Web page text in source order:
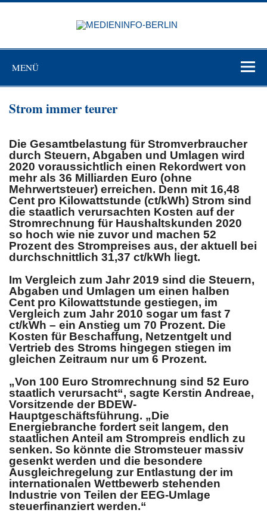
Zum
MENÜ
Strom immer teurer
Die Gesamtbelastung für Stromverbraucher
durch Steuern, Abgaben und Umlagen wird
2020 voraussichtlich einen Rekordwert von
mehr als 36 Milliarden Euro (ohne
Mehrwertsteuer) erreichen. Denn mit 16,48
Cent pro Kilowattstunde (ct/kWh) Strom sind
die staatlich verursachten Kosten auf der
Stromrechnung für Haushaltskunden 2020
so hoch wie nie zuvor und machen 52
Prozent des Strompreises aus, der aktuell bei
durchschnittlich 31,37 ct/kWh liegt.
Im Vergleich zum Jahr 2019 sind die Steuern,
Abgaben und Umlagen um einen halben
Cent pro Kilowattstunde gestiegen, im
Vergleich zum Jahr 2010 sogar um fast 7
ct/kWh – ein Anstieg um 70 Prozent. Die
Kosten für Beschaffung, Netzentgelt und
Vertrieb des Stroms hingegen stiegen im
gleichen Zeitraum nur um 6 Prozent.
„Von 100 Euro Stromrechnung sind 52 Euro
staatlich verursacht“, sagte Kerstin Andreae,
Vorsitzende der BDEW-
Hauptgeschäftsführung. „Die
Energiebranche fordert seit langem, den
staatlichen Anteil am Strompreis endlich zu
senken. So könnte die Stromsteuer massiv
gesenkt werden und die besondere
Ausgleichregelung zur Entlastung der im
internationalen Wettbewerb stehenden
Industrie von Teilen der EEG-Umlage
steuerfinanziert werden.“